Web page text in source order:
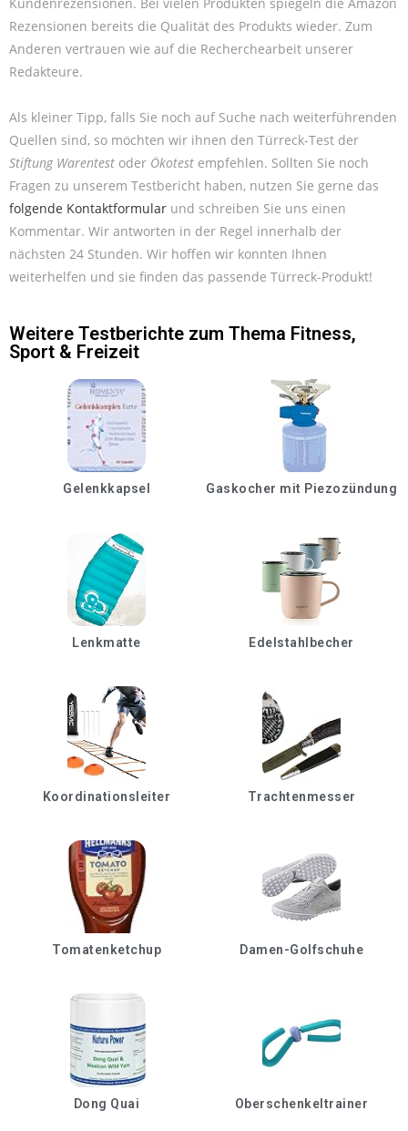
Rezensionen bereits die Qualität des Produkts wieder. Zum
Anderen vertrauen wie auf die Recherchearbeit unserer
Redakteure.
Als kleiner Tipp, falls Sie noch auf Suche nach weiterführenden
Quellen sind, so möchten wir ihnen den Türreck-Test der
Stiftung Warentest oder Ökotest empfehlen. Sollten Sie noch
Fragen zu unserem Testbericht haben, nutzen Sie gerne das
folgende Kontaktformular und schreiben Sie uns einen
Kommentar. Wir antworten in der Regel innerhalb der
nächsten 24 Stunden. Wir hoffen wir konnten Ihnen
weiterhelfen und sie finden das passende Türreck-Produkt!
Weitere Testberichte zum Thema Fitness,
Sport & Freizeit
Gelenkkapsel Gaskocher mit Piezozündung
Lenkmatte Edelstahlbecher
Koordinationsleiter Trachtenmesser
Tomatenketchup Damen-Golfschuhe
Dong Quai Oberschenkeltrainer